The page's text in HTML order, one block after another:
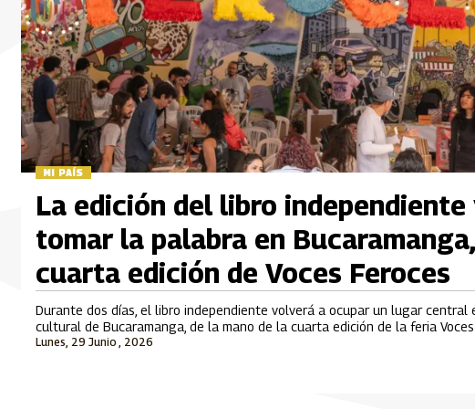
MI PAÍS
Durante dos días, el libro independiente volverá a ocupar un lugar central
cultural de Bucaramanga, de la mano de la cuarta edición de la feria Voces
Lunes, 29 Junio , 2026
La edición del libro
tomar la palabra en
cuarta edición de Voces Feroces